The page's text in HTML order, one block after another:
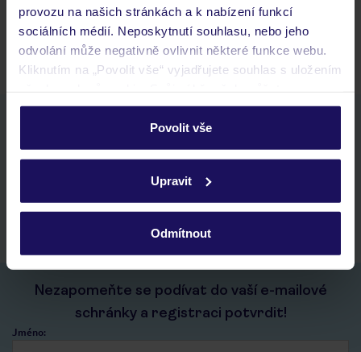
provozu na našich stránkách a k nabízení funkcí
sociálních médií. Neposkytnutí souhlasu, nebo jeho
odvolání může negativně ovlivnit některé funkce webu.
Kliknutím na „Povolit vše“ vyjadřujete souhlas s uložením
personalizovat v sekci „Personalizace“.
Podrobné informace o souborech cookie naleznete v
ochrany osobních údajů.
Povolit vše
Upravit
Odmítnout
Zobrazit další
Stáhněte si bezplatnou aplikaci TUI
seznam oblíbených nabídek a možnost jejich sdílení
historie vyhledávání a naposledy zobrazené nabídky
kontakt s TUI a všechny informace o tvé rezervaci v myTUI
Nezapomeňte se podívat do vaší e-mailové
schránky a registraci potvrdit!
Jméno: